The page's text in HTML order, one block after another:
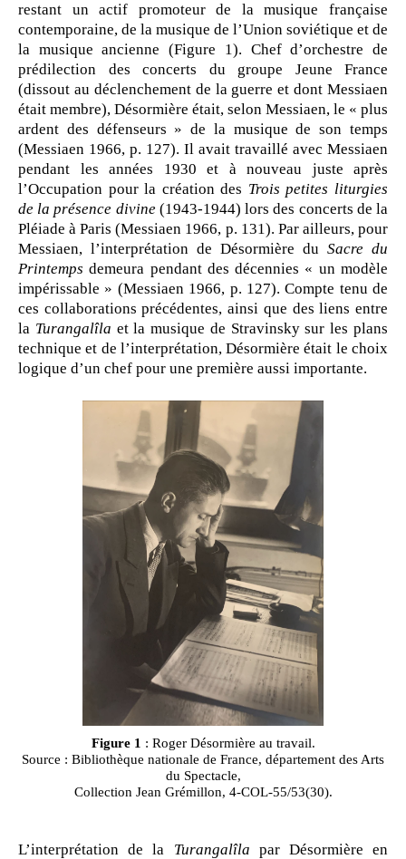
restant un actif promoteur de la musique française
contemporaine, de la musique de l’Union soviétique et de
la musique ancienne (Figure 1). Chef d’orchestre de
prédilection des concerts du groupe Jeune France
(dissout au déclenchement de la guerre et dont Messiaen
était membre), Désormière était, selon Messiaen, le « plus
ardent des défenseurs » de la musique de son temps
(Messiaen 1966, p. 127). Il avait travaillé avec Messiaen
pendant les années 1930 et à nouveau juste après
l’Occupation pour la création des Trois petites liturgies
de la présence divine(1943-1944) lors des concerts de la
Pléiade à Paris (Messiaen 1966, p. 131). Par ailleurs, pour
Messiaen, l’interprétation de Désormière du Sacre du
Printemps demeura pendant des décennies « un modèle
impérissable » (Messiaen 1966, p. 127). Compte tenu de
ces collaborations précédentes, ainsi que des liens entre
la Turangalîla et la musique de Stravinsky sur les plans
technique et de l’interprétation, Désormière était le choix
logique d’un chef pour une première aussi importante.
Figure 1 : Roger Désormière au travail.
Source : Bibliothèque nationale de France, département des Arts
du Spectacle,
Collection Jean Grémillon, 4-COL-55/53(30).
L’interprétation de la Turangalîla par Désormière en